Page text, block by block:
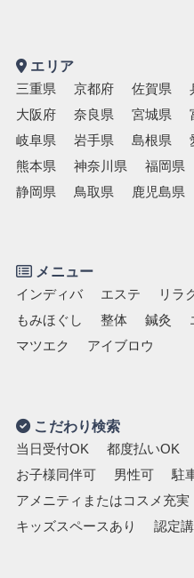
こだわり検索
当日受付OK 都度払いOK
お子様同伴可 男性可
キッズスペースあり
エリア
三重県 京都府 佐賀県
大阪府
奈良県 宮城県
岐阜県
岩手県 島根県
熊本県
神奈川県 福岡県
静岡県
鳥取県 鹿児島県
メニュー
インディバ エステ リラ
もみほぐし
整体 鍼灸
マツエク
アイブロウ
こだわり検索
当日受付OK 都度払いOK
お子様同伴可
男性可
駐
アメニティまたはコスメ充実
キッズスペースあり
認定